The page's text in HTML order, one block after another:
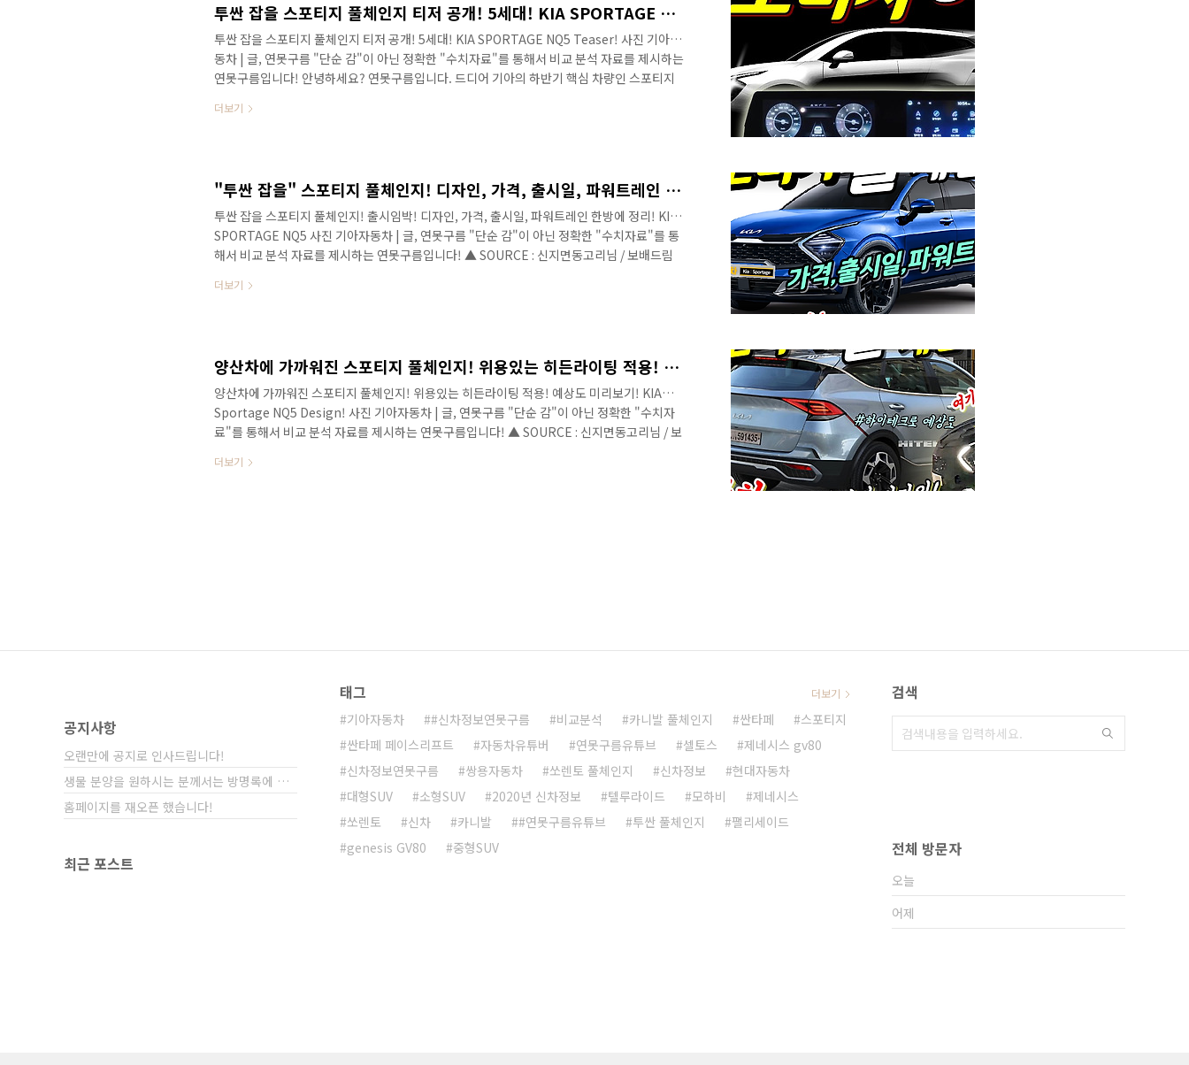
투싼 잡을 스포티지 풀체인지 티저 공개! 5세대! KIA SPORTAGE NQ5 Teaser!
투싼 잡을 스포티지 풀체인지 티저 공개! 5세대! KIA SPORTAGE NQ5 Teaser! 사진 기아자
동차 | 글, 연못구름 "단순 감"이 아닌 정확한 "수치자료"를 통해서 비교 분석 자료를 제시하는
연못구름입니다! 안녕하세요? 연못구름입니다. 드디어 기아의 하반기 핵심 차량인 스포티지
가 되었으니 6년이 되었는데, 4세대 모델이죠? # 영상으로 보시면 보다 세부적인 정보를 얻을
더보기
"투싼 잡을" 스포티지 풀체인지! 디자인, 가격, 출시일, 파워트레인 한방에 정리! KIA SPORTAGE NQ5
투싼 잡을 스포티지 풀체인지! 출시임박! 디자인, 가격, 출시일, 파워트레인 한방에 정리! KIA
SPORTAGE NQ5 사진 기아자동차 | 글, 연못구름 "단순 감"이 아닌 정확한 "수치자료"를 통
해서 비교 분석 자료를 제시하는 연못구름입니다! ▲ SOURCE : 신지면동고리님 / 보배드림
스 / 유튜브 강력한 투싼의 경쟁 차량인 스포티지가 형인 쏘렌토가 싼타페를 넘어선 것처럼 스
더보기
양산차에 가까워진 스포티지 풀체인지! 위용있는 히든라이팅 적용! 예상도 미리보기! KIA Sportage NQ5 Design!
양산차에 가까워진 스포티지 풀체인지! 위용있는 히든라이팅 적용! 예상도 미리보기! KIA
Sportage NQ5 Design! 사진 기아자동차 | 글, 연못구름 "단순 감"이 아닌 정확한 "수치자
료"를 통해서 비교 분석 자료를 제시하는 연못구름입니다! ▲ SOURCE : 신지면동고리님 / 보
티지를 공개할 예정입니다. ▲ SOURCE : 보배드림 앗! 이게 뭔가요? 보닛까지 길게 올라온 히
더보기
공지사항
오랜만에 공지로 인사드립니다!
생물 분양을 원하시는 분께서는 방명록에 비밀글⋯
홈페이지를 재오픈 했습니다!
최근 포스트
태그
기아자동차 #신차정보연못구름 비교분석 카니발 풀체인지 싼타페
스포티지
싼타페 페이스리프트
자동차유튜버 연못구름유튜브 셀토스
제네시스 gv80
신차정보연못구름
쌍용자동차 쏘렌토 풀체인지 신차정보
현대자동차
대형SUV
소형SUV 2020년 신차정보 텔루라이드 모하비
제네시스
쏘렌토
신차 카니발 #연못구름유튜브 투싼 풀체인지
팰리세이드
genesis GV80
중형SUV
더보기 검색
전체 방문자
오늘
어제